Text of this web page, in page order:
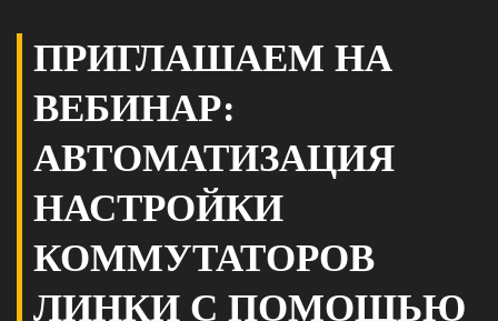
ПРИГЛАШАЕМ НА
ВЕБИНАР:
АВТОМАТИЗАЦИЯ
НАСТРОЙКИ
КОММУТАТОРОВ
ЛИНКИ С ПОМОЩЬЮ